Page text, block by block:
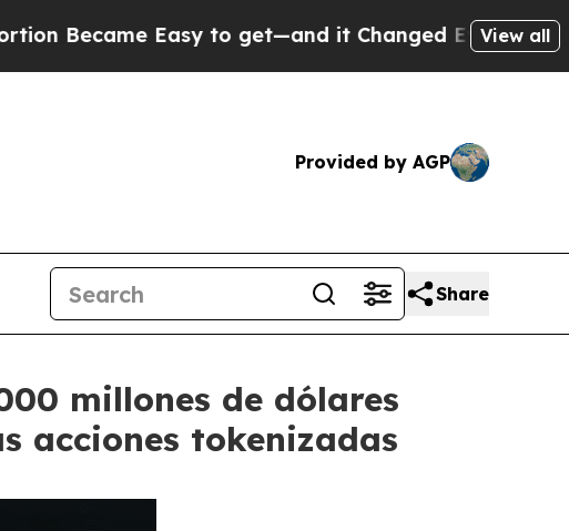
Easy to get—and it Changed Everything Under the
View all
Provided by AGP
Share
millones de dólares
acciones tokenizadas